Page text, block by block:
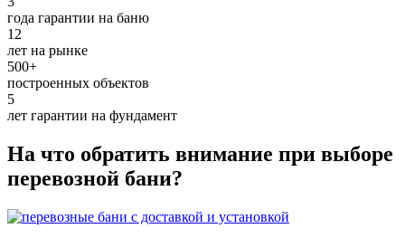
года гарантии на баню
12
лет на рынке
500+
построенных объектов
5
лет гарантии на фундамент
На что обратить внимание при выборе
перевозной бани?